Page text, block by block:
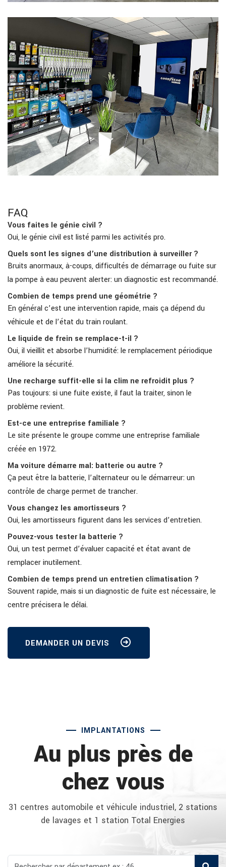
FAQ
Vous faites le génie civil ?
Oui, le génie civil est listé parmi les activités pro.
Quels sont les signes d’une distribution à surveiller ?
Bruits anormaux, à-coups, difficultés de démarrage ou fuite sur
la pompe à eau peuvent alerter: un diagnostic est recommandé.
Combien de temps prend une géométrie ?
En général c’est une intervention rapide, mais ça dépend du
véhicule et de l’état du train roulant.
Le liquide de frein se remplace-t-il ?
Oui, il vieillit et absorbe l’humidité: le remplacement périodique
améliore la sécurité.
Une recharge suffit-elle si la clim ne refroidit plus ?
Pas toujours: si une fuite existe, il faut la traiter, sinon le
problème revient.
Est-ce une entreprise familiale ?
Le site présente le groupe comme une entreprise familiale
créée en 1972.
Ma voiture démarre mal: batterie ou autre ?
Ça peut être la batterie, l’alternateur ou le démarreur: un
contrôle de charge permet de trancher.
Vous changez les amortisseurs ?
Oui, les amortisseurs figurent dans les services d’entretien.
Pouvez-vous tester la batterie ?
Oui, un test permet d’évaluer capacité et état avant de
remplacer inutilement.
Combien de temps prend un entretien climatisation ?
Souvent rapide, mais si un diagnostic de fuite est nécessaire, le
centre précisera le délai.
DEMANDER UN DEVIS
IMPLANTATIONS
Au plus près de
chez vous
31 centres automobile et véhicule industriel, 2 stations
de lavages et 1 station Total Energies